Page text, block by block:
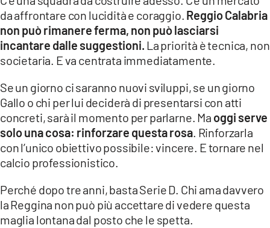
da affrontare con lucidità e coraggio. Reggio Calabria
non può rimanere ferma, non può lasciarsi
incantare dalle suggestioni. La priorità è tecnica, non
societaria. E va centrata immediatamente.
Se un giorno ci saranno nuovi sviluppi, se un giorno
Gallo o chi per lui deciderà di presentarsi con atti
concreti, sarà il momento per parlarne. Ma oggi serve
solo una cosa: rinforzare questa rosa . Rinforzarla
con l’unico obiettivo possibile: vincere. E tornare nel
calcio professionistico.
Perché dopo tre anni, basta Serie D. Chi ama davvero
la Reggina non può più accettare di vedere questa
maglia lontana dal posto che le spetta.